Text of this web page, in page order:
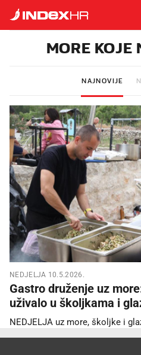
MORE KOJE
NAJNOVIJE
NEDJELJA 10.5.2026.
Gastro druženje uz
uživalo u školjkama i
NEDJELJA uz more, školjke i